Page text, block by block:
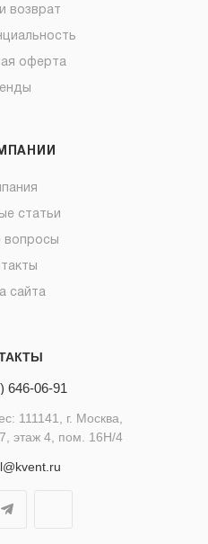
возврат
оферта
статьи
вопросы
сайта
646-06-91
111141, г. Москва,
этаж 4, пом. 16Н/4